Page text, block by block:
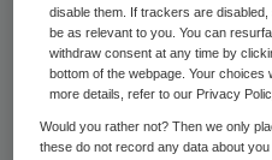
verblijf kunnen voor
zorgen, aldus de
“De eerste lijn is
disable them. If trackers are
be as relevant to you. You can
withdraw consent at any time by
bottom of the webpage. Your choices
more details, refer to our Privacy
Would you rather not? Then we only
these do not record any data about